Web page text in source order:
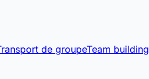
de groupeTeam building